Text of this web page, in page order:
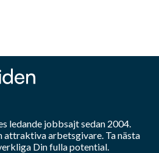
ledande jobbsajt sedan 2004.
arbetsgivare. Ta nästa
Din fulla potential.